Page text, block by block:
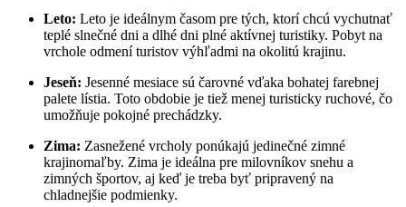
Leto: Leto je ideálnym časom pre tých, ktorí chcú vychutnať
teplé slnečné dni a dlhé dni plné aktívnej turistiky. Pobyt na
vrchole odmení turistov výhľadmi na okolitú krajinu.
Jeseň: Jesenné mesiace sú čarovné vďaka bohatej farebnej
palete lístia. Toto obdobie je tiež menej turisticky ruchové, čo
umožňuje pokojné prechádzky.
Zima: Zasnežené vrcholy ponúkajú jedinečné zimné
krajinomaľby. Zima je ideálna pre milovníkov snehu a
zimných športov, aj keď je treba byť pripravený na
chladnejšie podmienky.